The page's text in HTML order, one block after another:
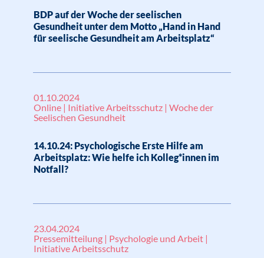
BDP auf der Woche der seelischen
Gesundheit unter dem Motto „Hand in Hand
für seelische Gesundheit am Arbeitsplatz“
01.10.2024
Online | Initiative Arbeitsschutz | Woche der
Seelischen Gesundheit
14.10.24: Psychologische Erste Hilfe am
Arbeitsplatz: Wie helfe ich Kolleg*innen im
Notfall?
23.04.2024
Pressemitteilung | Psychologie und Arbeit |
Initiative Arbeitsschutz